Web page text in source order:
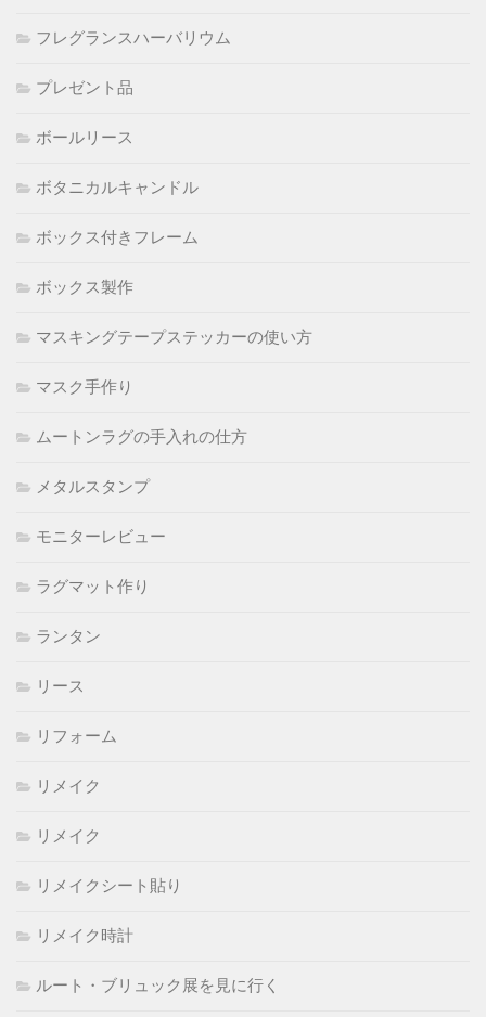
フレグランスハーバリウム
プレゼント品
ボールリース
ボタニカルキャンドル
ボックス付きフレーム
ボックス製作
マスキングテープステッカーの使い方
マスク手作り
ムートンラグの手入れの仕方
メタルスタンプ
モニターレビュー
ラグマット作り
ランタン
リース
リフォーム
リメイク
リメイク
リメイクシート貼り
リメイク時計
ルート・ブリュック展を見に行く